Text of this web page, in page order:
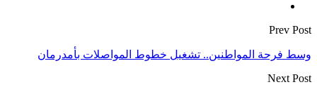
Prev Post
وسط فرحة المواطنين.. تشغيل خطوط المواصلات بأمدرمان
Next Post